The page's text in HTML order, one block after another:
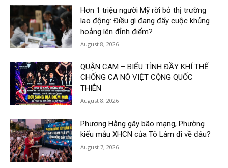
Hơn 1 triệu người Mỹ rời bỏ thị trường
lao động: Điều gì đang đẩy cuộc khủng
hoảng lên đỉnh điểm?
August 8, 2026
QUẬN CAM – BIỂU TÌNH ĐẦY KHÍ THẾ
CHỐNG CA NÔ VIỆT CỘNG QUỐC
THIÊN
August 8, 2026
Phương Hằng gây bão mạng, Phường
kiểu mẫu XHCN của Tô Lâm đi về đâu?
August 7, 2026